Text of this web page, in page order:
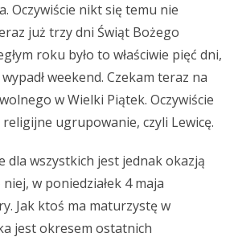
Oczywiście nikt się temu nie
już trzy dni Świąt Bożego
roku było to właściwie pięć dni,
weekend. Czekam teraz na
w Wielki Piątek. Oczywiście
ugrupowanie, czyli Lewicę.
dla wszystkich jest jednak okazją
w poniedziałek 4 maja
Jak ktoś ma maturzystę w
jest okresem ostatnich